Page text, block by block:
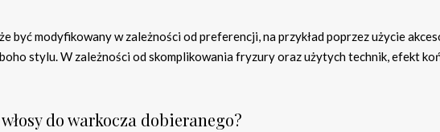
być modyfikowany w zależności od preferencji, na przykład poprzez użycie
stylu. W zależności od skomplikowania fryzury oraz użytych technik, efekt
do warkocza dobieranego?